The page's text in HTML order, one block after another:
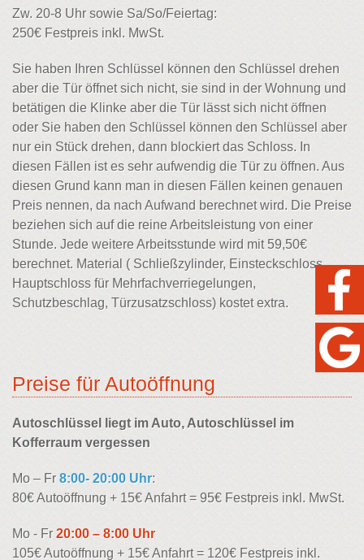
Zw. 20-8 Uhr sowie Sa/So/Feiertag:
250€ Festpreis inkl. MwSt.
Sie haben Ihren Schlüssel können den Schlüssel drehen
aber die Tür öffnet sich nicht, sie sind in der Wohnung und
betätigen die Klinke aber die Tür lässt sich nicht öffnen
oder Sie haben den Schlüssel können den Schlüssel aber
nur ein Stück drehen, dann blockiert das Schloss. In
diesen Fällen ist es sehr aufwendig die Tür zu öffnen. Aus
diesen Grund kann man in diesen Fällen keinen genauen
Preis nennen, da nach Aufwand berechnet wird. Die Preise
beziehen sich auf die reine Arbeitsleistung von einer
Stunde. Jede weitere Arbeitsstunde wird mit 59,50€
berechnet. Material ( Schließzylinder, Einsteckschloss,
Hauptschloss für Mehrfachverriegelungen,
Schutzbeschlag, Türzusatzschloss) kostet extra.
Preise für Autoöffnung
Autoschlüssel liegt im Auto, Autoschlüssel im
Kofferraum vergessen
Mo – Fr8:00- 20:00 Uhr:
80€ Autoöffnung + 15€ Anfahrt = 95€ Festpreis inkl. MwSt.
Mo - Fr20:00 – 8:00 Uhr
105€ Autoöffnung + 15€ Anfahrt = 120€ Festpreis inkl.